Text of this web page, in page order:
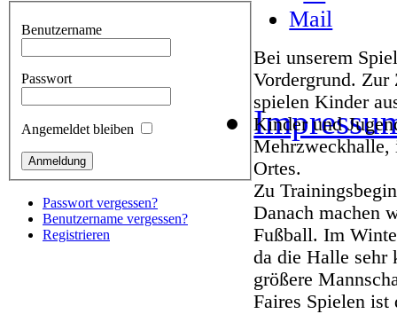
Bei unserem
Vordergrund.
spielen Kinder
Kinder und
Mehrzweckhalle,
Ortes.
Zu
Danach machen
Fußball. Im
da die Halle sehr
größere
Faires Spielen
Benutzername
Passwort
Angemeldet bleiben
Passwort vergessen?
Benutzername vergessen?
Registrieren